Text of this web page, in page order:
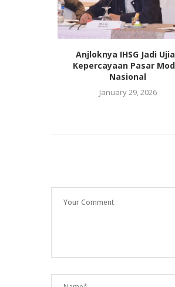
Anjloknya IHSG Jadi
Kepercayaan Pasar
Nasional
January 29, 2026